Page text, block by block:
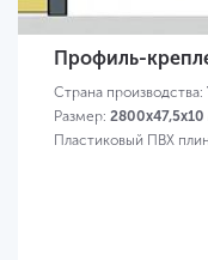
Профиль-
Страна производства:
Размер:
Пластиковый ПВХ